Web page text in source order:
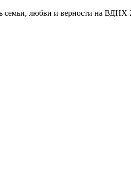
семьи, любви и верности на ВДНХ